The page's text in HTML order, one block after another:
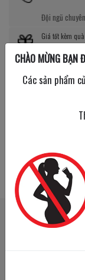
Đội ngũ
Giá tốt kèm
Nhiều chương
SẢN PHẨM LIÊN
CHÀO MỪNG BẠN
Các sản phẩm